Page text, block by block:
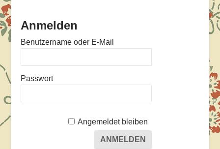
Anmelden
Benutzername oder E-Mail
Passwort
Angemeldet bleiben